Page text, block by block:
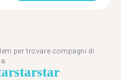
per trovare compagni di
starstar